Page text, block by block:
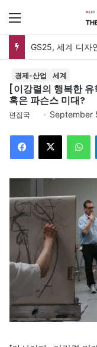
경제-산업 세계
[이강렬의 행복한 유
혹은 파슨스 미대?
편집국 September